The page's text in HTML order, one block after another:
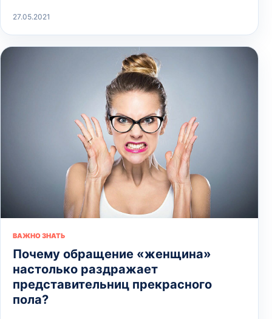
27.05.2021
ВАЖНО ЗНАТЬ
Почему обращение «женщина»
настолько раздражает
представительниц прекрасного
пола?